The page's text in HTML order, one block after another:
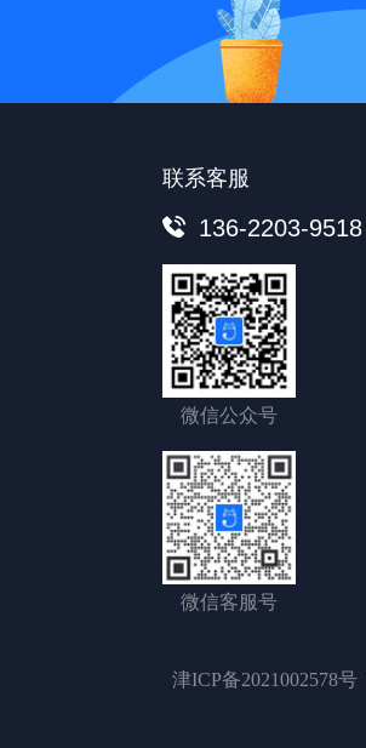
联系客服
136-2203-9518
微信公众号
微信客服号
津ICP备2021002578号